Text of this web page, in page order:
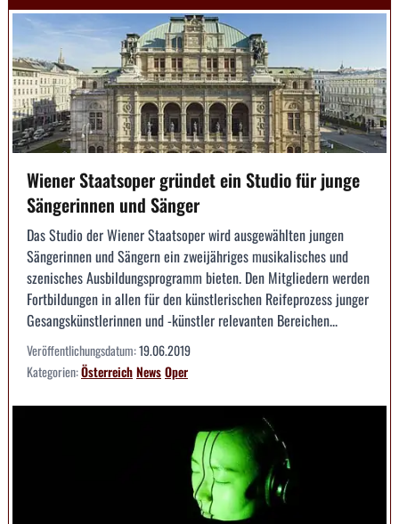
Wiener Staatsoper gründet ein Studio für junge
Sängerinnen und Sänger
Das Studio der Wiener Staatsoper wird ausgewählten jungen
Sängerinnen und Sängern ein zweijähriges musikalisches und
szenisches Ausbildungsprogramm bieten. Den Mitgliedern werden
Fortbildungen in allen für den künstlerischen Reifeprozess junger
Gesangskünstlerinnen und -künstler relevanten Bereichen...
Veröffentlichungsdatum:19.06.2019
Kategorien:ÖsterreichNewsOper